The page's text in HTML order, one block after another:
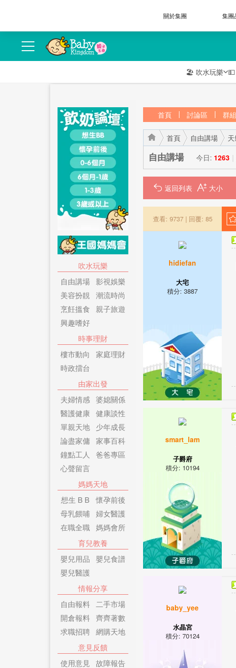
關於集團 集團
🏖️ 吹水玩樂 💵
吹水玩樂
自由講場 影視娛樂
美容扮靚
潮流時尚
烹飪搵食
親子旅遊
興趣嗜好
時事理財
樓市動向
家庭理財
時政擂台
由家出發
夫婦情感 婆媳關係
醫護健康
健康談性
單親天地
少年成長
論盡家傭
家事百科
鐘點工人
爸爸專區
心聲留言
媽媽天地
想生 B B
懷孕前後
母乳餵哺 婦女醫護
在職全職
媽媽會所
育兒教養
嬰兒用品
嬰兒食譜
嬰兒醫護
情報分享
自由報料
二手市場
開倉報料 齊齊著數
求職招聘
網購天地
意見反饋
使用意見
故障報告
首頁 討論區 群組
首頁
›
自由講場
自由講場 今日: 1263 |
返回列表
查看: 9737| 回覆: 85
hidiefan
大宅
積分: 3887
smart_lam
子爵府
積分: 10194
baby_yee
水晶宮
積分: 70124